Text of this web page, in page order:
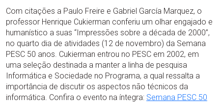
Com citações a Paulo Freire e Gabriel García Marquez, o
professor Henrique Cukierman conferiu um olhar engajado e
humanístico a suas “Impressões sobre a década de 2000”,
no quarto dia de atividades (12 de novembro) da Semana
PESC 50 anos. Cukierman entrou no PESC em 2002, em
uma seleção destinada a manter a linha de pesquisa
Informática e Sociedade no Programa, a qual ressalta a
importância de discutir os aspectos não técnicos da
informática. Confira o evento na íntegra: Semana PESC 50